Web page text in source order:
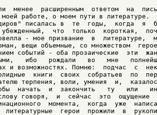
менее  расширенным  ответом  на
работе, о моем пути в литературе.
писалась в  те  годы,  когда  я
убежденный,  что  только  короткая,
- мое призвание  в  литературе,
вещи объемные, со множеством
событий - оба прозаические  эти
ибо   рождали   во   мне
и возможностях. Помню:  подчас  с
книги  своих  собратьев  по
терпения, воли, умения  и,
начать  и  закончить   ту   или
говоря,  и  сейчас  это  ощущение
момента,  когда  уже
герои  прожили  в